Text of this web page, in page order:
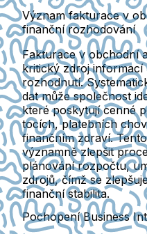
Význam fakturace v
finanční rozhodování
Fakturace v obchodní
kritický zdroj
rozhodnutí.
dat může společnost
které poskytují cenné
tocích, platebních
finančním zdraví.
významně zlepšit
plánování rozpočtu,
zdrojů, čímž se
finanční stabilita.
Pochopení Business